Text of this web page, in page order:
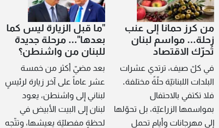
من كرز حمانا إلى عنب
زحلة... مواسم لبنان
تُحرّك الاقتصاد
في كلّ صيف، ترتدي عشرات
البلدات اللبنانيّة حلّةً مختلفة.
فلا تكتفي بالاحتفال
بمواسمها الزراعيّة، بل تحوّلها
إلى مهرجانات وأيام تحمل
"ما قبل الزيارة ليس كما
بعدها"... مرحلة جديدة
للبنان من واشنطن؟
بعد مضيّ أكثر من خمسة
عشر عاماً على آخر زيارة لرئيسٍ
لبناني إلى واشنطن، يعود
لبنان إلى البيت الأبيض في
لحظةٍ مفصليّة يعيشها، وتتّجه